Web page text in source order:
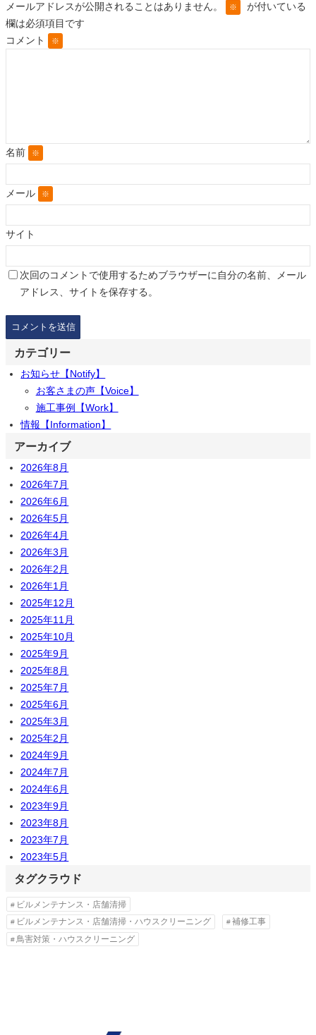
メールアドレスが公開されることはありません。 ※
が付いている
欄は必須項目です
コメント
※
名前 ※
メール ※
サイト
次回のコメントで使用するためブラウザーに自分の名前、メール
アドレス、サイトを保存する。
カテゴリー
お知らせ【Notify】
お客さまの声【Voice】
施工事例【Work】
情報【Information】
アーカイブ
2026年8月
2026年7月
2026年6月
2026年5月
2026年4月
2026年3月
2026年2月
2026年1月
2025年12月
2025年11月
2025年10月
2025年9月
2025年8月
2025年7月
2025年6月
2025年3月
2025年2月
2024年9月
2024年7月
2024年6月
2023年9月
2023年8月
2023年7月
2023年5月
タグクラウド
ビルメンテナンス・店舗清掃
ビルメンテナンス・店舗清掃・ハウスクリーニング
補修工事
鳥害対策・ハウスクリーニング